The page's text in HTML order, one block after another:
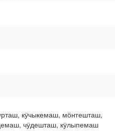
кӱчыкемаш, мӧҥгешташ,
чӱдешташ, кӱлыпемаш